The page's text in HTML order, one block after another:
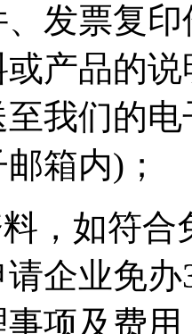
发票复
产品的
我们的
箱内)；
，如符
企业免
项及费用